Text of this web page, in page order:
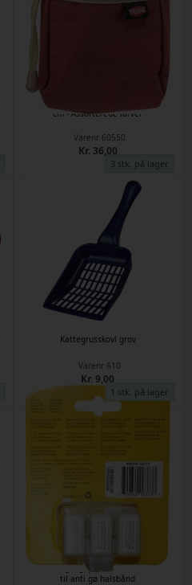
3 stk. på lager
Dog Activity godbidstaske - ø 8 cm/10
cm - Assorterede farver
Varenr 60550
Kr. 36,00
1 stk. på lager
Kattegrusskovl grov
Varenr 610
Kr. 9,00
Refills engangspatroner - citronella
til anti gø halsbånd